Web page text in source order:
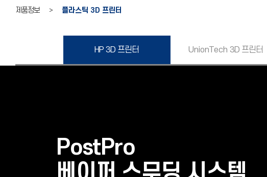
제품정보 > 플라스틱 3D 프린터
HP 3D 프린터 UnionTech 3D 프린터
PostPro